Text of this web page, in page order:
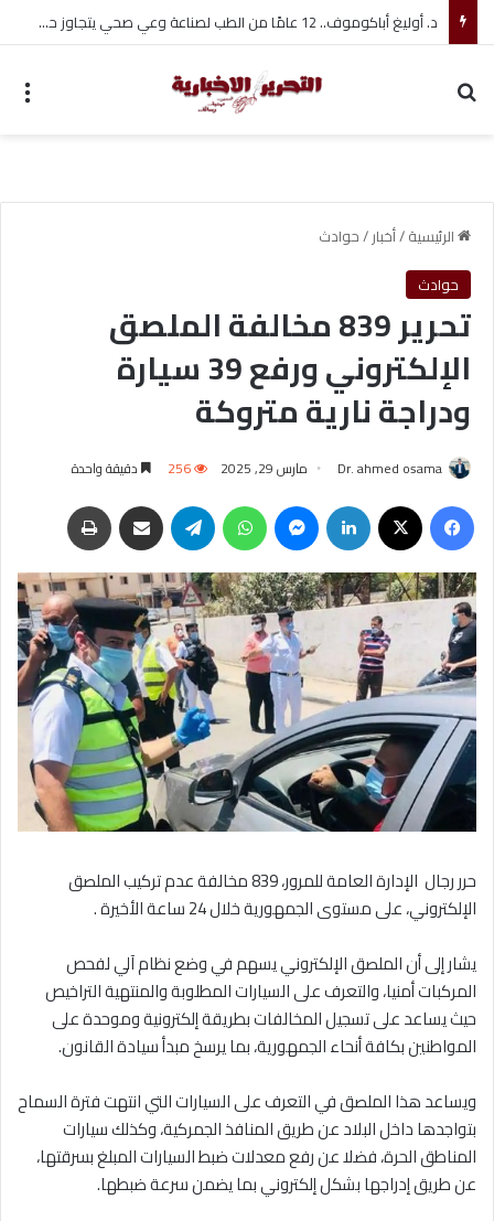
تفاصيل انتقال هيثم حسن إلى سيلتيك بعقد طويل الأجل
الرئيسية/أخبار/حوادث
حوادث
تحرير 839 مخالفة الملصق
الإلكتروني ورفع 39 سيارة
ودراجة نارية متروكة
Dr. ahmed osama مارس 29, 2025 256 دقيقة واحدة
حرر رجال الإدارة العامة للمرور، 839 مخالفة عدم تركيب الملصق
الإلكتروني، على مستوى الجمهورية خلال 24 ساعة الأخيرة .
يشار إلى أن الملصق الإلكتروني يسهم في وضع نظام آلي لفحص
المركبات أمنيا، والتعرف على السيارات المطلوبة والمنتهية التراخيص
حيث يساعد على تسجيل المخالفات بطريقة إلكترونية وموحدة على
المواطنين بكافة أنحاء الجمهورية، بما يرسخ مبدأ سيادة القانون.
ويساعد هذا الملصق في التعرف على السيارات التي انتهت فترة السماح
بتواجدها داخل البلاد عن طريق المنافذ الجمركية، وكذلك سيارات
المناطق الحرة، فضلا عن رفع معدلات ضبط السيارات المبلغ بسرقتها،
عن طريق إدراجها بشكل إلكتروني بما يضمن سرعة ضبطها.